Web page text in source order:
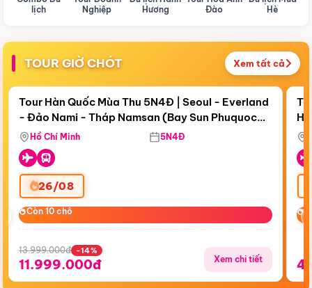
lịch
Nghiệp
Hương
Đào
Hè
TOUR GIỜ CHÓT Xem tất cả
Còn19 ngày 05:36:08
Điểm nổi bật
Tour Hàn Quốc Mùa Thu 5N4Đ | Seoul - Everland
- Đảo Nami - Tháp Namsan (Bay Sun Phuquoc
Airways)
Hồ Chí Minh 5N4Đ
26/08
Còn 10 chỗ
Còn 10 chỗ
13.999.000đ -14%
11.999.000đ Xem chi tiết